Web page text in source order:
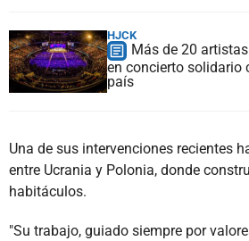
HJCK
Más de 20
en concierto solidario
país
Una de sus intervenciones recientes
entre Ucrania y Polonia, donde
habitáculos.
"Su trabajo, guiado siempre por